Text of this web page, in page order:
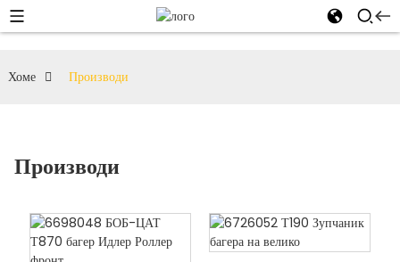
Хоме Производи
Производи